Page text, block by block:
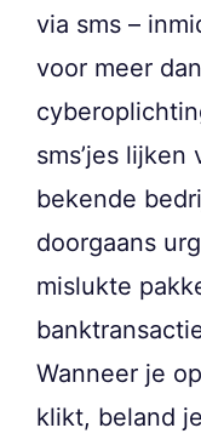
via sms –
voor meer
sms’jes
bekende
doorgaans
mislukte
Wanneer je
klikt, beland